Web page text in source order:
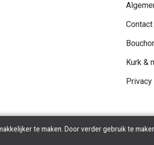
Contact
Kurk &
te maken. Door verder gebruik te